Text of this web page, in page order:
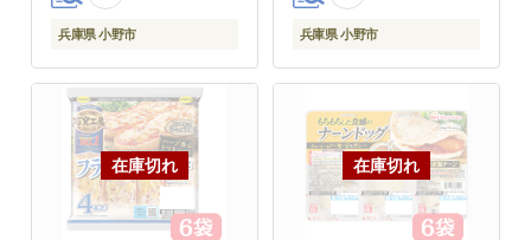
兵庫県 小野市 兵庫県 小野市